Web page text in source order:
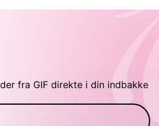
fra GIF direkte i din indbakke